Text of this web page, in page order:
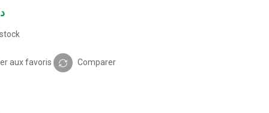
aux favoris Comparer